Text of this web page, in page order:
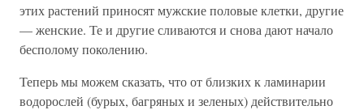
этих растений приносят мужские половые клетки, другие
— женские. Те и другие сливаются и снова дают начало
бесполому поколению.
Теперь мы можем сказать, что от близких к ламинарии
водорослей (бурых, багряных и зеленых) действительно